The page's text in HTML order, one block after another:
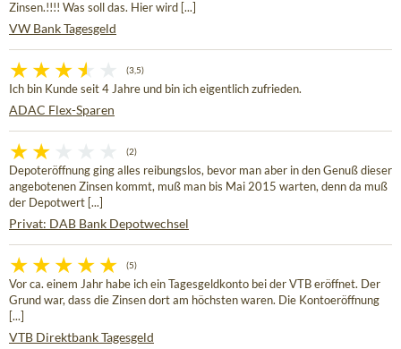
Zinsen.!!!! Was soll das. Hier wird [...]
VW Bank Tagesgeld
(3,5)
Ich bin Kunde seit 4 Jahre und bin ich eigentlich zufrieden.
ADAC Flex-Sparen
(2)
Depoteröffnung ging alles reibungslos, bevor man aber in den Genuß dieser
angebotenen Zinsen kommt, muß man bis Mai 2015 warten, denn da muß
der Depotwert [...]
Privat: DAB Bank Depotwechsel
(5)
Vor ca. einem Jahr habe ich ein Tagesgeldkonto bei der VTB eröffnet. Der
Grund war, dass die Zinsen dort am höchsten waren. Die Kontoeröffnung
[...]
VTB Direktbank Tagesgeld